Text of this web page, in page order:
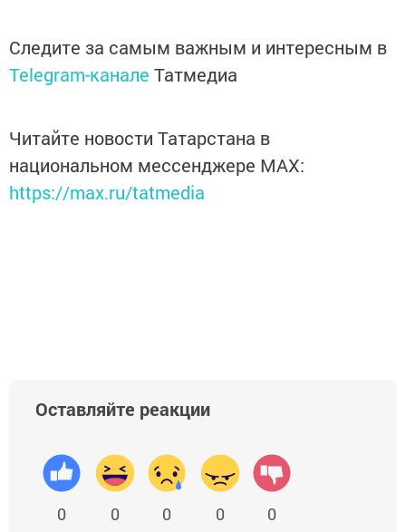
Следите за самым важным и интересным в
Telegram-канале Татмедиа
Читайте новости Татарстана в
национальном мессенджере MАХ:
https://max.ru/tatmedia
Оставляйте реакции
0 0 0 0 0